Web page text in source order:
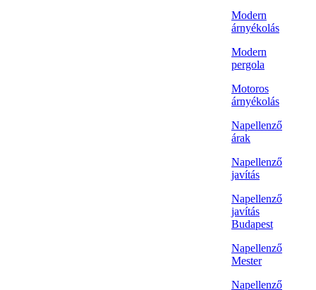
Modern
árnyékolás
Modern
pergola
Motoros
árnyékolás
Napellenző
árak
Napellenző
javítás
Napellenző
javítás
Budapest
Napellenző
Mester
Napellenző